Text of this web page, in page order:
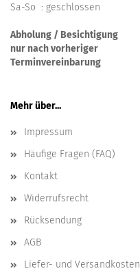
Sa-So : geschlossen
Abholung / Besichtigung
nur nach vorheriger
Terminvereinbarung
Mehr über...
Impressum
Häufige Fragen (FAQ)
Kontakt
Widerrufsrecht
Rücksendung
AGB
Liefer- und Versandkosten